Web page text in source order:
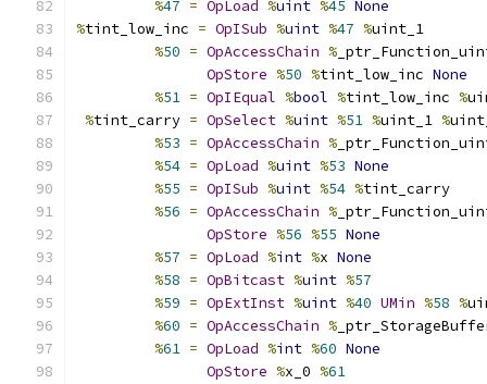
%47 = OpLoad %uint %45 None
%tint_low_inc = OpISub %uint %47 %uint_1
%50 = OpAccessChain %
OpStore %50 %tint_low_inc None
%51 = OpIEqual %bool %tint_low_inc %
%tint_carry = OpSelect %uint %51 %uint_1 %
%53 = OpAccessChain %
%54 = OpLoad %uint %53 None
%55 = OpISub %uint %54 %tint_carry
%56 = OpAccessChain %
OpStore %56 %55 None
%57 = OpLoad %int %x None
%58 = OpBitcast %uint %57
%59 = OpExtInst %uint %40 UMin %58 %
%60 = OpAccessChain %
%61 = OpLoad %int %60 None
OpStore %x_0 %61